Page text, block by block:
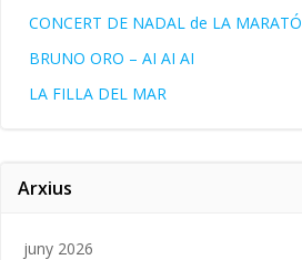
CONCERT DE NADAL de LA MARATÓ
BRUNO ORO – AI AI AI
LA FILLA DEL MAR
Arxius
juny 2026